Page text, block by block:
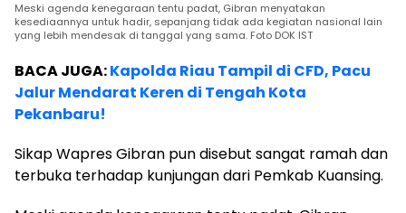
Meski agenda kenegaraan tentu padat, Gibran menyatakan
kesediaannya untuk hadir, sepanjang tidak ada kegiatan nasional lain
yang lebih mendesak di tanggal yang sama. Foto DOK IST
BACA JUGA:Kapolda Riau Tampil di CFD, Pacu
Jalur Mendarat Keren di Tengah Kota
Pekanbaru!
Sikap Wapres Gibran pun disebut sangat ramah dan
terbuka terhadap kunjungan dari Pemkab Kuansing.